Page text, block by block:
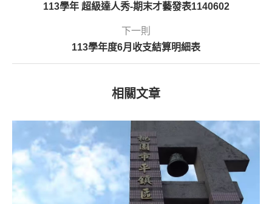
113學年 超級達人秀-期末才藝發表1140602
下一則
113學年度6月收支結算明細表
相關文章